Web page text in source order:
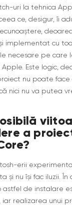
uri la tehnica
ce, desigur, îi
implementat cu
necesare pe care
Este logic,
nu poate face
nici nu va putea
a
erii
și nu își fac iluzii. În
astfel de instalare
iar realizarea unui